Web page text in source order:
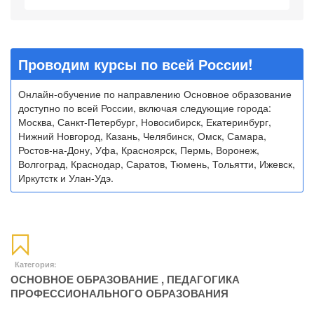
Проводим курсы по всей России!
Онлайн-обучение по направлению Основное образование
доступно по всей России, включая следующие города:
Москва, Санкт-Петербург, Новосибирск, Екатеринбург,
Нижний Новгород, Казань, Челябинск, Омск, Самара,
Ростов-на-Дону, Уфа, Красноярск, Пермь, Воронеж,
Волгоград, Краснодар, Саратов, Тюмень, Тольятти, Ижевск,
Иркутстк и Улан-Удэ.
Категория:
ОСНОВНОЕ ОБРАЗОВАНИЕ , ПЕДАГОГИКА
ПРОФЕССИОНАЛЬНОГО ОБРАЗОВАНИЯ